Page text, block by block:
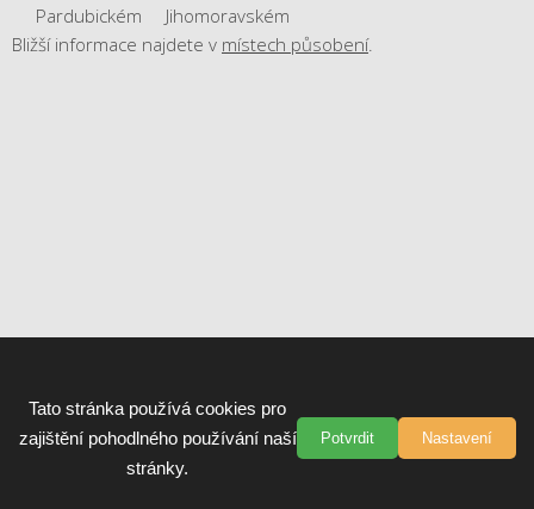
Tato stránka používá cookies pro
zajištění pohodlného používání naší
stránky.
Potvrdit Nastavení
Pardubickém
Jihomoravském
Bližší informace najdete v místech působení.